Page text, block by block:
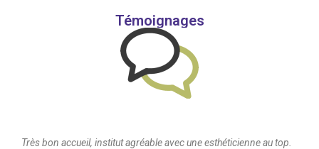
Témoignages
Très bon accueil, institut agréable avec une esthéticienne au top.